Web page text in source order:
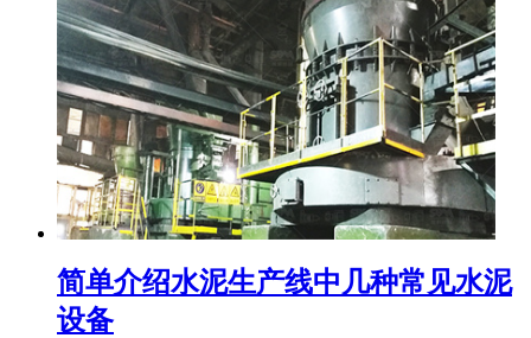
简单介绍水泥生产线中几种常见水泥
设备